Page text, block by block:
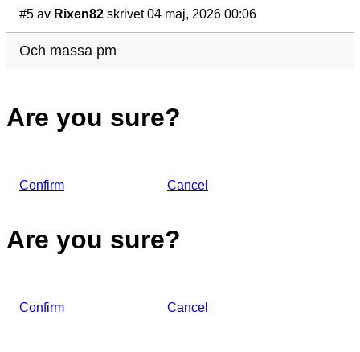
#5 av Rixen82 skrivet 04 maj, 2026 00:06
Och massa pm
Are you sure?
Confirm Cancel
Are you sure?
Confirm Cancel